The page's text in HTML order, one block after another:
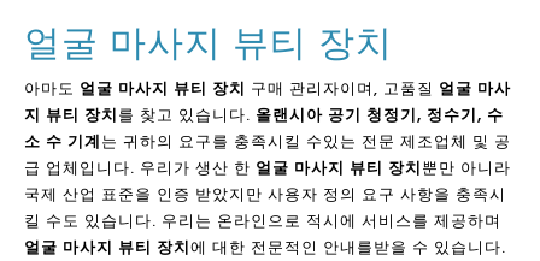
얼굴 마사지 뷰티 장치
아마도 얼굴 마사지 뷰티 장치 구매 관리자이며, 고품질 얼굴 마사
지 뷰티 장치를 찾고 있습니다. 올랜시아 공기 청정기, 정수기, 수
소 수 기계는 귀하의 요구를 충족시킬 수있는 전문 제조업체 및 공
급 업체입니다. 우리가 생산 한 얼굴 마사지 뷰티 장치뿐만 아니라
국제 산업 표준을 인증 받았지만 사용자 정의 요구 사항을 충족시
킬 수도 있습니다. 우리는 온라인으로 적시에 서비스를 제공하며
얼굴 마사지 뷰티 장치에 대한 전문적인 안내를받을 수 있습니다.